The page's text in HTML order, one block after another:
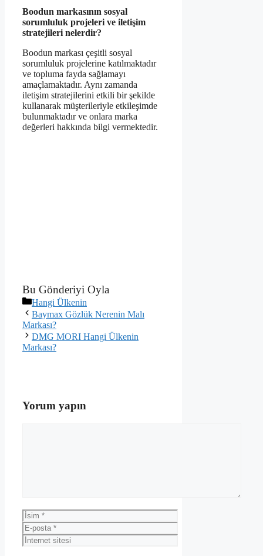
Boodun markasının sosyal
sorumluluk projeleri ve iletişim
stratejileri nelerdir?
Boodun markası çeşitli sosyal
sorumluluk projelerine katılmaktadır
ve topluma fayda sağlamayı
amaçlamaktadır. Aynı zamanda
iletişim stratejilerini etkili bir şekilde
kullanarak müşterileriyle etkileşimde
bulunmaktadır ve onlara marka
değerleri hakkında bilgi vermektedir.
Bu Gönderiyi Oyla
Kategoriler
Hangi Ülkenin
Baymax Gözlük Nerenin Malı
Markası?
DMG MORI Hangi Ülkenin
Markası?
Yorum yapın
İsim
E-
posta
İnternet
sitesi